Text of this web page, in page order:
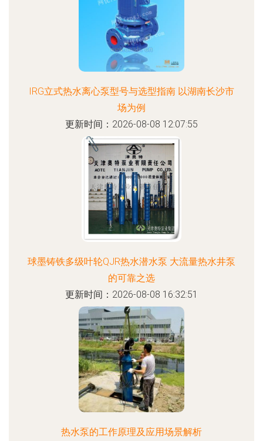
IRG立式热水离心泵型号与选型指南 以湖南长沙市
场为例
更新时间：2026-08-08 12:07:55
球墨铸铁多级叶轮QJR热水潜水泵 大流量热水井泵
的可靠之选
更新时间：2026-08-08 16:32:51
热水泵的工作原理及应用场景解析